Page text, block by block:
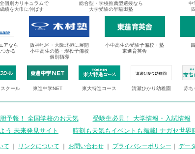
個別カリキュラムで
成績を大巾に伸ばす
総合型・学校推薦型選抜なら
大学受験の早稲田塾
中
アなら
かる
阪神地区・大阪北摂に展開
小中高生の塾・現役予備校
個別指導
小中高生の受験予備校・塾
東進育英舎
クール 東進中学NET 東大特進コース 清瀬ひかり幼稚園 赤ち
予報！ 全国学校のお天気
受験生必見！ 大学情報・入試情報
う 未来発見サイト 時刻も天気もイベントも掲載! ナガセ世界
て リンクについて お問い合わせ｜ プライバシーポリシー デー